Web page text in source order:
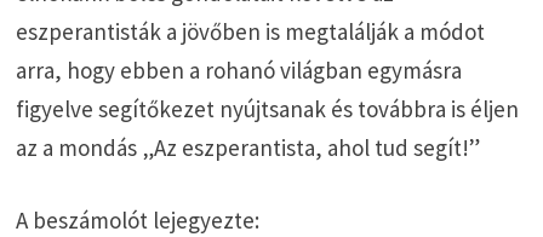
eszperantisták a jövőben is megtalálják a módot
arra, hogy ebben a rohanó világban egymásra
figyelve segítőkezet nyújtsanak és továbbra is éljen
az a mondás „Az eszperantista, ahol tud segít!”
A beszámolót lejegyezte: